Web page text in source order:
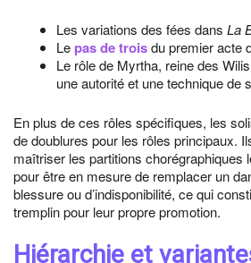
Les variations des fées dans La
Le pas de troisdu premier acte
Le rôle de Myrtha, reine des
une autorité et une technique de
En plus de ces rôles spécifiques, les
de doublures pour les rôles principaux.
maîtriser les partitions chorégraphiques
pour être en mesure de remplacer un
blessure ou d’indisponibilité, ce qui
tremplin pour leur propre promotion.
Hiérarchie et